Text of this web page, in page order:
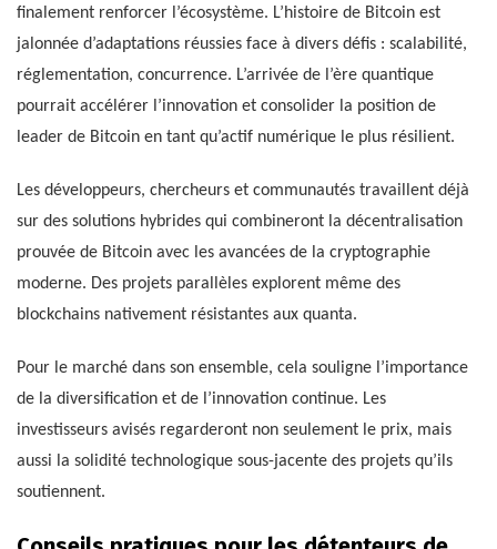
finalement renforcer l’écosystème. L’histoire de Bitcoin est
jalonnée d’adaptations réussies face à divers défis : scalabilité,
réglementation, concurrence. L’arrivée de l’ère quantique
pourrait accélérer l’innovation et consolider la position de
leader de Bitcoin en tant qu’actif numérique le plus résilient.
Les développeurs, chercheurs et communautés travaillent déjà
sur des solutions hybrides qui combineront la décentralisation
prouvée de Bitcoin avec les avancées de la cryptographie
moderne. Des projets parallèles explorent même des
blockchains nativement résistantes aux quanta.
Pour le marché dans son ensemble, cela souligne l’importance
de la diversification et de l’innovation continue. Les
investisseurs avisés regarderont non seulement le prix, mais
aussi la solidité technologique sous-jacente des projets qu’ils
soutiennent.